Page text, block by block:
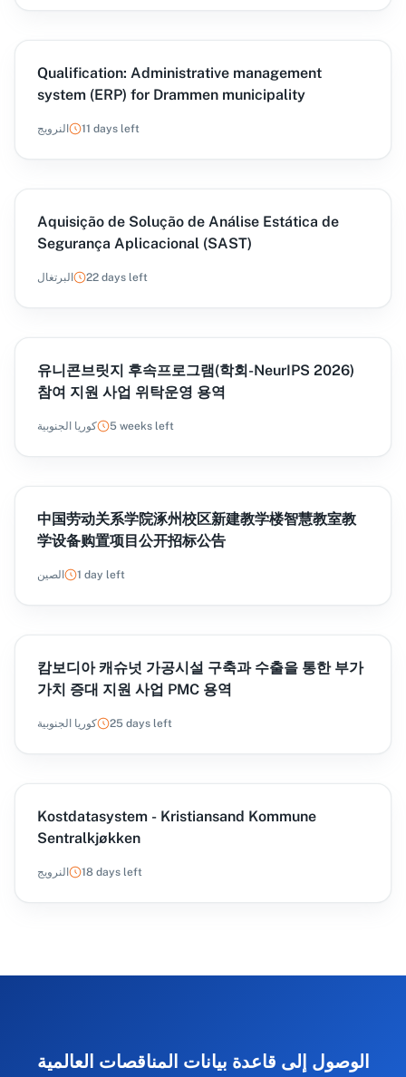
Qualification: Administrative management
system (ERP) for Drammen municipality
النرويج 11 days left
Aquisição de Solução de Análise Estática de
Segurança Aplicacional (SAST)
البرتغال 22 days left
유니콘브릿지 후속프로그램(학회-NeurIPS 2026)
참여 지원 사업 위탁운영 용역
كوريا الجنوبية 5 weeks left
中国劳动关系学院涿州校区新建教学楼智慧教室教
学设备购置项目公开招标公告
الصين 1 day left
캄보디아 캐슈넛 가공시설 구축과 수출을 통한 부가
가치 증대 지원 사업 PMC 용역
كوريا الجنوبية 25 days left
Kostdatasystem - Kristiansand Kommune
Sentralkjøkken
النرويج 18 days left
الوصول إلى قاعدة بيانات المناقصات العالمية